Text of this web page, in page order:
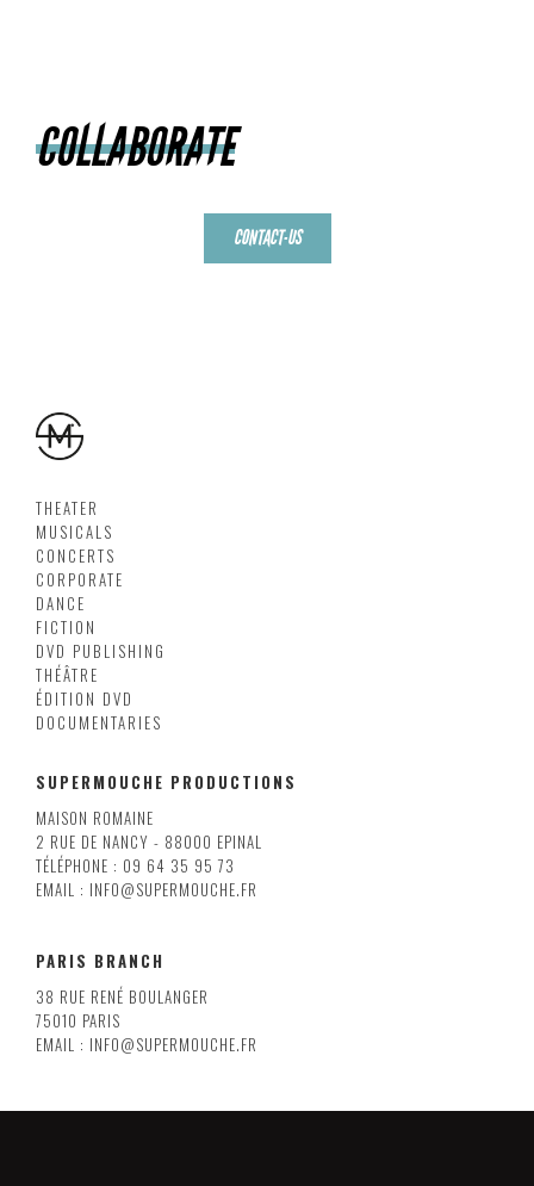
COLLABORATE
CONTACT-US
THEATER
MUSICALS
CONCERTS
CORPORATE
DANCE
FICTION
DVD PUBLISHING
THÉÂTRE
ÉDITION DVD
DOCUMENTARIES
SUPERMOUCHE PRODUCTIONS
MAISON ROMAINE
2 RUE DE NANCY - 88000 EPINAL
TÉLÉPHONE : 09 64 35 95 73
EMAIL : INFO@SUPERMOUCHE.FR
PARIS BRANCH
38 RUE RENÉ BOULANGER
75010 PARIS
EMAIL : INFO@SUPERMOUCHE.FR